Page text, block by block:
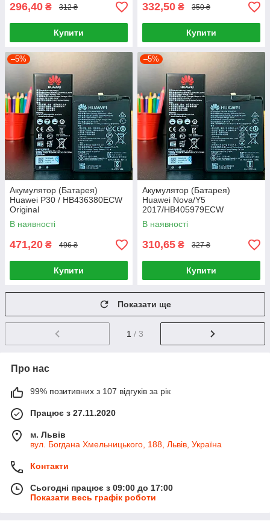
296,40 ₴ 312 ₴
Купити
332,50 ₴ 350 ₴
Купити
–5%
Акумулятор (Батарея)
Huawei P30 / HB436380ECW
Original
В наявності
471,20 ₴ 496 ₴
Купити
–5%
Акумулятор (Батарея)
Huawei Nova/Y5
2017/HB405979ECW
В наявності
310,65 ₴ 327 ₴
Купити
Показати ще
1 / 3
Про нас
99% позитивних з 107 відгуків за рік
Працює з 27.11.2020
м. Львів
вул. Богдана Хмельницького, 188, Львів, Україна
Контакти
Сьогодні працює з 09:00 до 17:00
Показати весь графік роботи